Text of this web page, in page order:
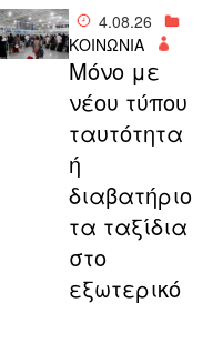
4.08.26
ΚΟΙΝΩΝΙΑ
Μόνο με
νέου τύπου
ταυτότητα
ή
διαβατήριο
τα ταξίδια
στο
εξωτερικό